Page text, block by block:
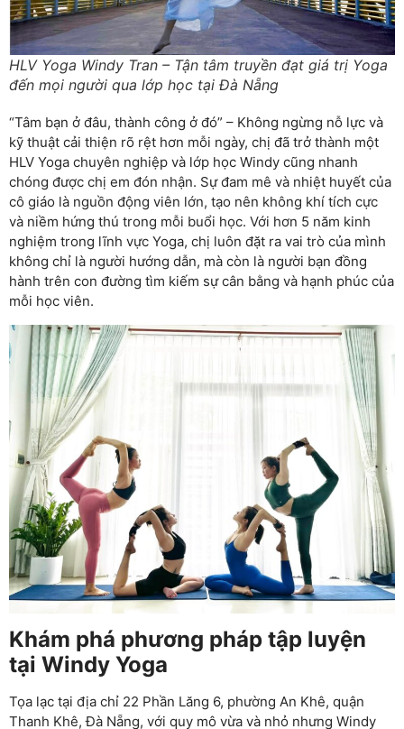
HLV Yoga Windy Tran – Tận tâm truyền đạt giá trị Yoga
đến mọi người qua lớp học tại Đà Nẵng
“Tâm bạn ở đâu, thành công ở đó” – Không ngừng nỗ lực và
kỹ thuật cải thiện rõ rệt hơn mỗi ngày, chị đã trở thành một
HLV Yoga chuyên nghiệp và lớp học Windy cũng nhanh
chóng được chị em đón nhận. Sự đam mê và nhiệt huyết của
cô giáo là nguồn động viên lớn, tạo nên không khí tích cực
và niềm hứng thú trong mỗi buổi học. Với hơn 5 năm kinh
nghiệm trong lĩnh vực Yoga, chị luôn đặt ra vai trò của mình
không chỉ là người hướng dẫn, mà còn là người bạn đồng
hành trên con đường tìm kiếm sự cân bằng và hạnh phúc của
mỗi học viên.
Khám phá phương pháp tập luyện
tại Windy Yoga
Tọa lạc tại địa chỉ 22 Phần Lăng 6, phường An Khê, quận
Thanh Khê, Đà Nẵng, với quy mô vừa và nhỏ nhưng Windy